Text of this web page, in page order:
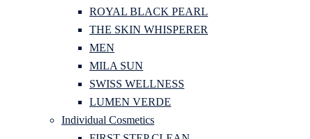
ROYAL BLACK PEARL
THE SKIN WHISPERER
MEN
MILA SUN
SWISS WELLNESS
LUMEN VERDE
Individual Cosmetics